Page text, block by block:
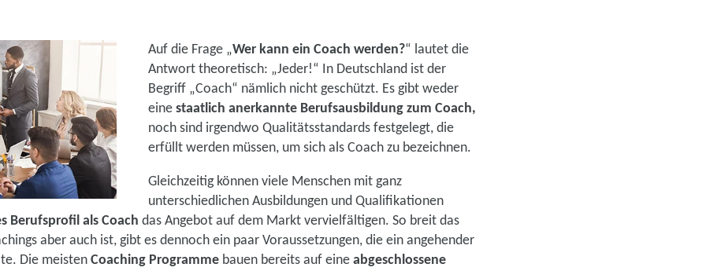
Auf die Frage „Wer kann ein Coach werden?“ lautet die
Antwort theoretisch: „Jeder!“ In Deutschland ist der
Begriff „Coach“ nämlich nicht geschützt. Es gibt weder
eine staatlich anerkannte Berufsausbildung zum Coach,
noch sind irgendwo Qualitätsstandards festgelegt, die
erfüllt werden müssen, um sich als Coach zu bezeichnen.
Gleichzeitig können viele Menschen mit ganz
unterschiedlichen Ausbildungen und Qualifikationen
Berufsprofil als Coach das Angebot auf dem Markt vervielfältigen. So breit das
aber auch ist, gibt es dennoch ein paar Voraussetzungen, die ein angehender
Die meisten Coaching Programme bauen bereits auf eine abgeschlossene